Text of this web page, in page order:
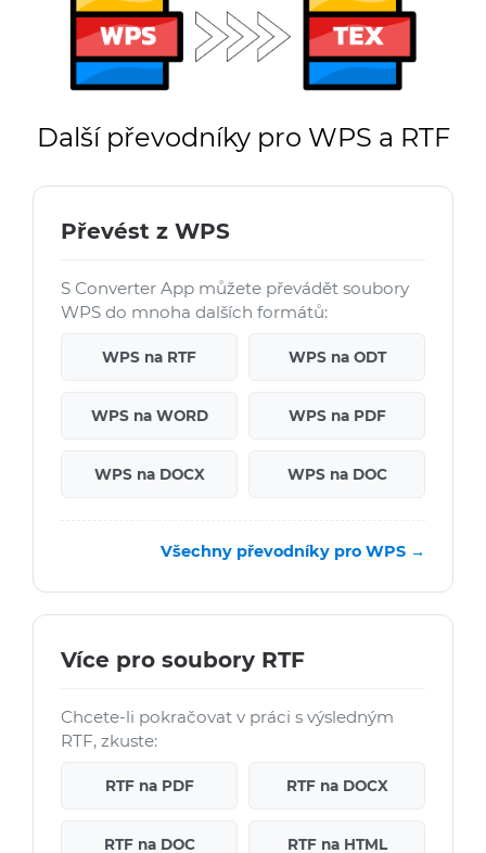
Další převodníky pro WPS a RTF
Převést z WPS
S Converter App můžete převádět soubory
WPS do mnoha dalších formátů:
WPS na RTF WPS na ODT
WPS na WORD WPS na PDF
WPS na DOCX WPS na DOC
Všechny převodníky pro WPS →
Více pro soubory RTF
Chcete-li pokračovat v práci s výsledným
RTF, zkuste:
RTF na PDF RTF na DOCX
RTF na DOC RTF na HTML